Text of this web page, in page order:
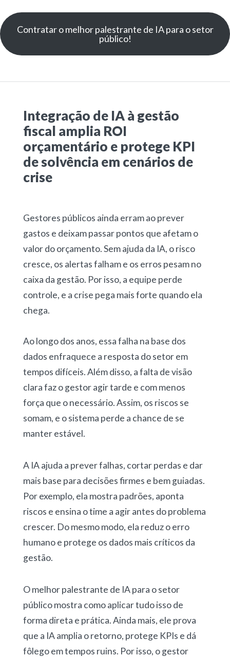
Contratar o melhor palestrante de IA para o setor
público!
Integração de IA à gestão
fiscal amplia ROI
orçamentário e protege KPI
de solvência em cenários de
crise
Gestores públicos ainda erram ao prever
gastos e deixam passar pontos que afetam o
valor do orçamento. Sem ajuda da IA, o risco
cresce, os alertas falham e os erros pesam no
caixa da gestão. Por isso, a equipe perde
controle, e a crise pega mais forte quando ela
chega.
Ao longo dos anos, essa falha na base dos
dados enfraquece a resposta do setor em
tempos difíceis. Além disso, a falta de visão
clara faz o gestor agir tarde e com menos
força que o necessário. Assim, os riscos se
somam, e o sistema perde a chance de se
manter estável.
A IA ajuda a prever falhas, cortar perdas e dar
mais base para decisões firmes e bem guiadas.
Por exemplo, ela mostra padrões, aponta
riscos e ensina o time a agir antes do problema
crescer. Do mesmo modo, ela reduz o erro
humano e protege os dados mais críticos da
gestão.
O melhor palestrante de IA para o setor
público mostra como aplicar tudo isso de
forma direta e prática. Ainda mais, ele prova
que a IA amplia o retorno, protege KPIs e dá
fôlego em tempos ruins. Por isso, o gestor